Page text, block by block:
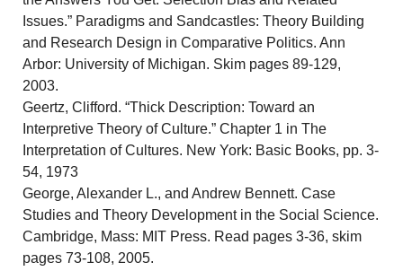
Issues.” Paradigms and Sandcastles: Theory Building
and Research Design in Comparative Politics. Ann
Arbor: University of Michigan. Skim pages 89-129,
2003.
Geertz, Clifford. “Thick Description: Toward an
Interpretive Theory of Culture.” Chapter 1 in The
Interpretation of Cultures. New York: Basic Books, pp. 3-
54, 1973
George, Alexander L., and Andrew Bennett. Case
Studies and Theory Development in the Social Science.
Cambridge, Mass: MIT Press. Read pages 3-36, skim
pages 73-108, 2005.